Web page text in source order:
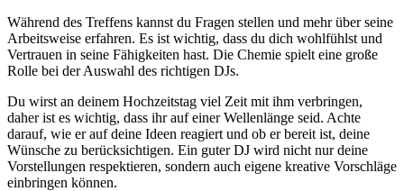
Während des Treffens kannst du Fragen stellen und mehr über seine
Arbeitsweise erfahren. Es ist wichtig, dass du dich wohlfühlst und
Vertrauen in seine Fähigkeiten hast. Die Chemie spielt eine große
Rolle bei der Auswahl des richtigen DJs.
Du wirst an deinem Hochzeitstag viel Zeit mit ihm verbringen,
daher ist es wichtig, dass ihr auf einer Wellenlänge seid. Achte
darauf, wie er auf deine Ideen reagiert und ob er bereit ist, deine
Wünsche zu berücksichtigen. Ein guter DJ wird nicht nur deine
Vorstellungen respektieren, sondern auch eigene kreative Vorschläge
einbringen können.